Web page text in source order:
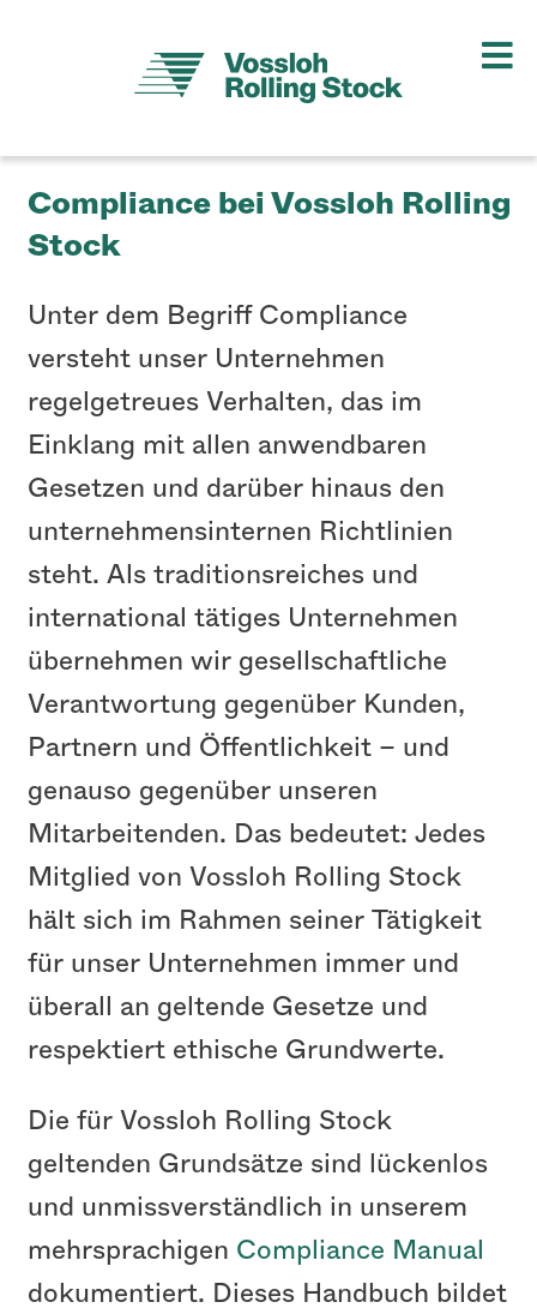
Vossloh Rolling Stock
Compliance bei Vossloh Rolling
Stock
Unter dem Begriff Compliance
versteht unser Unternehmen
regelgetreues Verhalten, das im
Einklang mit allen anwendbaren
Gesetzen und darüber hinaus den
unternehmensinternen Richtlinien
steht. Als traditionsreiches und
international tätiges Unternehmen
übernehmen wir gesellschaftliche
Verantwortung gegenüber Kunden,
Partnern und Öffentlichkeit – und
genauso gegenüber unseren
Mitarbeitenden. Das bedeutet: Jedes
Mitglied von Vossloh Rolling Stock
hält sich im Rahmen seiner Tätigkeit
für unser Unternehmen immer und
überall an geltende Gesetze und
respektiert ethische Grundwerte.
Die für Vossloh Rolling Stock
geltenden Grundsätze sind lückenlos
und unmissverständlich in unserem
mehrsprachigen Compliance Manual
dokumentiert. Dieses Handbuch bildet